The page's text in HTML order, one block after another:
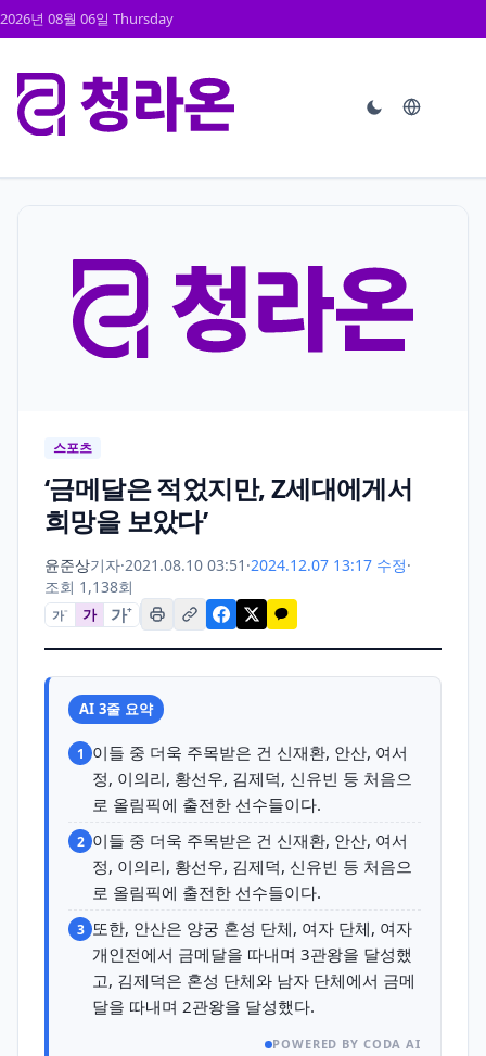
2026년 08월 06일 Thursday
스포츠
‘금메달은 적었지만, Z세대에게서
희망을 보았다’
윤준상기자·2021.08.10 03:51 ·2024.12.07 13:17 수정·
조회 1,138회
가− 가 가+
AI 3줄 요약
1 이들 중 더욱 주목받은 건 신재환, 안산, 여서
정, 이의리, 황선우, 김제덕, 신유빈 등 처음으
로 올림픽에 출전한 선수들이다.
2 이들 중 더욱 주목받은 건 신재환, 안산, 여서
정, 이의리, 황선우, 김제덕, 신유빈 등 처음으
로 올림픽에 출전한 선수들이다.
3 또한, 안산은 양궁 혼성 단체, 여자 단체, 여자
개인전에서 금메달을 따내며 3관왕을 달성했
고, 김제덕은 혼성 단체와 남자 단체에서 금메
달을 따내며 2관왕을 달성했다.
POWERED BY CODA AI